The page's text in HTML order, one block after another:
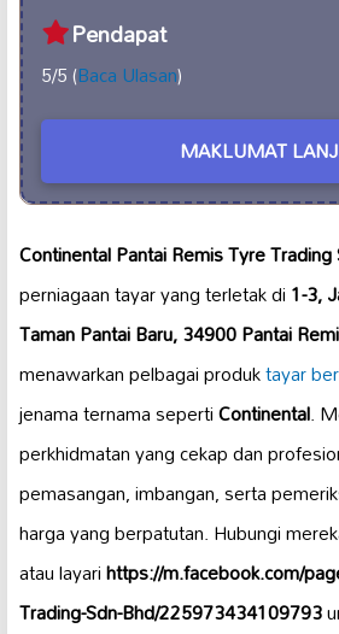
Pendapat
5/5 (Baca Ulasan)
MAKLUMAT
Continental Pantai Remis Tyre
perniagaan tayar yang terletak di1-3,
Taman Pantai Baru, 34900 Pantai
menawarkan pelbagai produktayar
jenama ternama sepertiContinental.
perkhidmatan yang cekap dan
pemasangan, imbangan, serta
harga yang berpatutan. Hubungi
atau layarihttps://m.facebook.com/
Trading-Sdn-Bhd/225973434109793